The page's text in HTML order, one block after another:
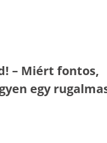
– Miért fontos,
egy